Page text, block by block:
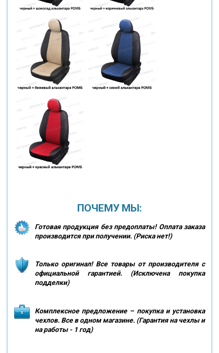
ПОЧЕМУ МЫ:
Готовая продукция без предоплаты! Оплата заказа
производится при получении. (Риска нет!)
Только оригинал! Все товары от производителя с
официальной гарантией. (Исключена покупка
подделки)
Комплексное предложение – покупка и установка
чехлов. Все в одном магазине. (Гарантия на чехлы и
на работы - 1 год)